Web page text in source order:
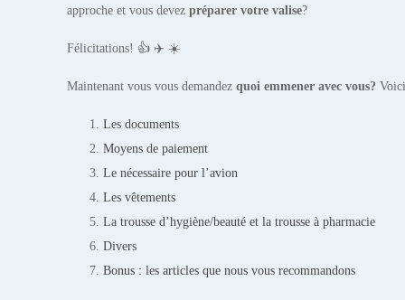
approche et vous devez préparer votre valise?
Félicitations! 👍 ✈️ ☀️
Maintenant vous vous demandez quoi emmener avec vous?
Les documents
Moyens de paiement
Le nécessaire pour l’avion
Les vêtements
La trousse d’hygiène/beauté et la trousse à pharmacie
Divers
Bonus : les articles que nous vous recommandons